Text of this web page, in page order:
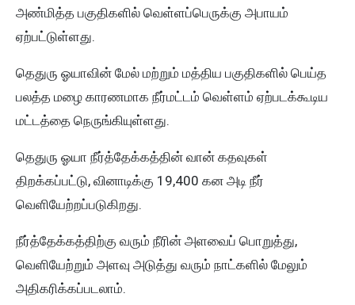
அண்மித்த பகுதிகளில் வெள்ளப்பெருக்கு அபாயம்
ஏற்பட்டுள்ளது.
தெதுரு ஓயாவின் மேல் மற்றும் மத்திய பகுதிகளில் பெய்த
பலத்த மழை காரணமாக நீர்மட்டம் வெள்ளம் ஏற்படக்கூடிய
மட்டத்தை நெருங்கியுள்ளது .
தெதுரு ஓயா நீர்த்தேக்கத்தின் வான் கதவுகள்
திறக்கப்பட்டு, வினாடிக்கு 19,400 கன அடி நீர்
வெளியேற்றப்படுகிறது .
நீர்த்தேக்கத்திற்கு வரும் நீரின் அளவைப் பொறுத்து,
வெளியேற்றும் அளவு அடுத்து வரும் நாட்களில் மேலும்
அதிகரிக்கப்படலாம்.